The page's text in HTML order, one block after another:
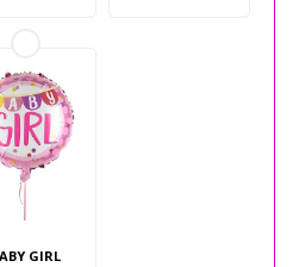
GIRL